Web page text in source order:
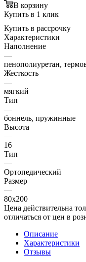
В корзину
Купить в 1 клик
Купить в рассрочку
Характеристики
Наполнение
—
пенополиуретан,
Жесткость
—
мягкий
Тип
—
боннель, пружинные
Высота
—
16
Тип
—
Ортопедический
Размер
—
80x200
Цена действительна
отличаться от цен в
Описание
Характеристики
Отзывы